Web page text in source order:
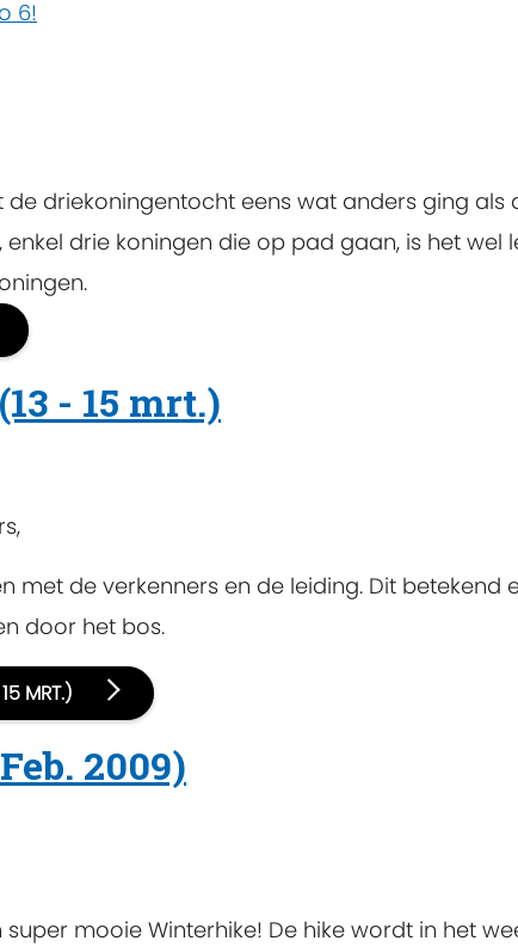
driekoningentocht eens wat anders ging als
drie koningen die op pad gaan, is het
- 15 mrt.)
met de verkenners en de leiding. Dit betekend
door het bos.
MRT.)
2009)
mooie Winterhike! De hike wordt in het